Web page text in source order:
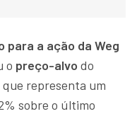
para a ação da Weg
o preço-alvo do
representa um
sobre o último